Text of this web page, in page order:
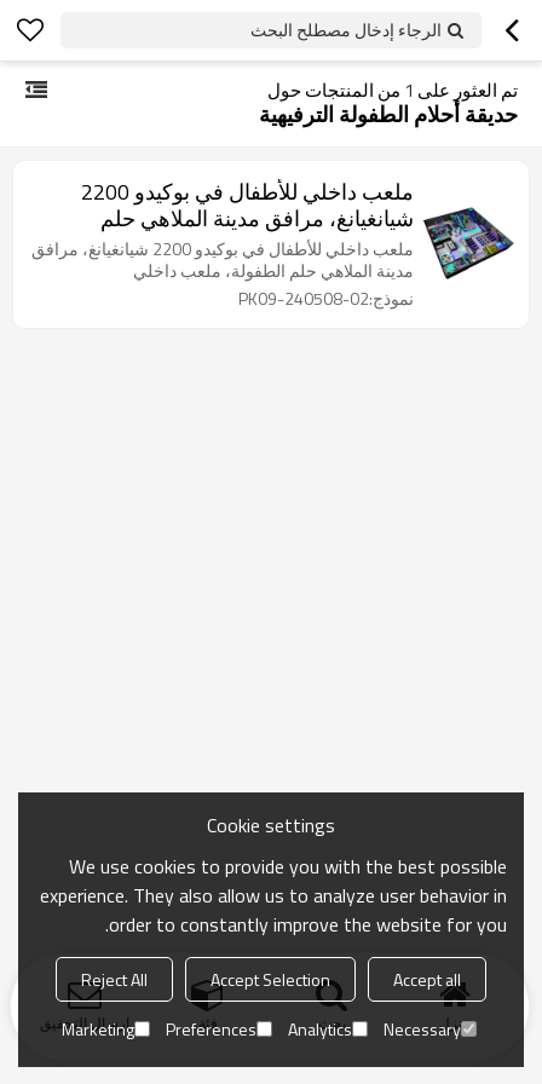
الرجاء إدخال مصطلح البحث
تم العثور على 1 من المنتجات حول
حديقة أحلام الطفولة الترفيهية
ملعب داخلي للأطفال في بوكيدو 2200
شيانغيانغ، مرافق مدينة الملاهي حلم
الطفولة، ملعب داخلي
ملعب داخلي للأطفال في بوكيدو 2200 شيانغيانغ، مرافق
مدينة الملاهي حلم الطفولة، ملعب داخلي
نموذج:PK09-240508-02
منزل بحث فئة ارسال التحقيق
Cookie settings
We use cookies to provide you with the best possible
experience. They also allow us to analyze user behavior in
order to constantly improve the website for you.
Accept all
Accept Selection
Reject All
Necessary
Analytics
Preferences
Marketing